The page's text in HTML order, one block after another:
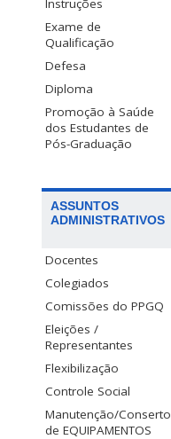
Instruções
Exame de
Qualificação
Defesa
Diploma
Promoção à Saúde
dos Estudantes de
Pós-Graduação
ASSUNTOS
ADMINISTRATIVOS
Docentes
Colegiados
Comissões do PPGQ
Eleições /
Representantes
Flexibilização
Controle Social
Manutenção/Conserto
de EQUIPAMENTOS